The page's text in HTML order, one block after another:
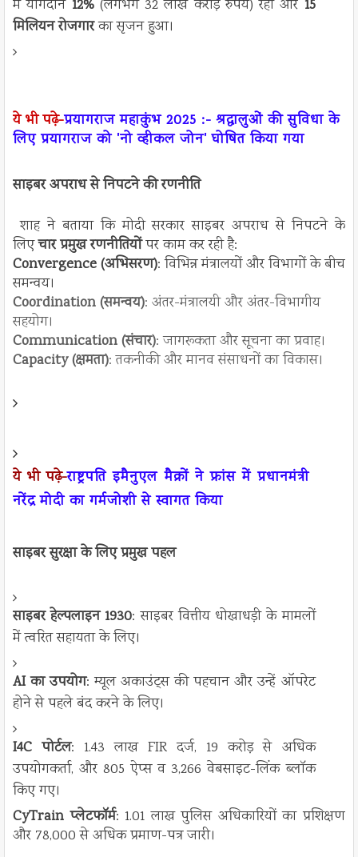
में योगदान 12%(लगभग 32 लाख करोड़ रुपये) रहा और 15
मिलियन रोजगारका सृजन हुआ।
ये भी पढ़े-प्रयागराज महाकुंभ 2025 :- श्रद्धालुओं की सुविधा के
लिए प्रयागराज को 'नो व्हीकल जोन' घोषित किया गया
साइबर अपराध से निपटने की रणनीति
शाह ने बताया कि मोदी सरकार साइबर अपराध से निपटने के
लिएचार प्रमुख रणनीतियोंपर काम कर रही है:
Convergence (अभिसरण): विभिन्न मंत्रालयों और विभागों के बीच
समन्वय।
Coordination (समन्वय): अंतर-मंत्रालयी और अंतर-विभागीय
सहयोग।
Communication (संचार): जागरूकता और सूचना का प्रवाह।
Capacity (क्षमता): तकनीकी और मानव संसाधनों का विकास।
ये भी पढ़े-राष्ट्रपति इमैनुएल मैक्रों ने फ्रांस में प्रधानमंत्री
नरेंद्र मोदी का गर्मजोशी से स्वागत किया
साइबर सुरक्षा के लिए प्रमुख पहल
साइबर हेल्पलाइन 1930: साइबर वित्तीय धोखाधड़ी के मामलों
में त्वरित सहायता के लिए।
AI का उपयोग: म्यूल अकाउंट्स की पहचान और उन्हें ऑपरेट
होने से पहले बंद करने के लिए।
I4C पोर्टल: 1.43 लाख FIR दर्ज, 19 करोड़ से अधिक
उपयोगकर्ता, और 805 ऐप्स व 3,266 वेबसाइट-लिंक ब्लॉक
किए गए।
CyTrain प्लेटफॉर्म: 1.01 लाख पुलिस अधिकारियों का प्रशिक्षण
और 78,000 से अधिक प्रमाण-पत्र जारी।